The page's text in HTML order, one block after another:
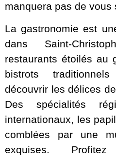
manquera pas de vous
La gastronomie est
dans Saint-
restaurants étoilés au
bistrots
découvrir les délices
Des spécialités
internationaux, les
comblées par une
exquises.